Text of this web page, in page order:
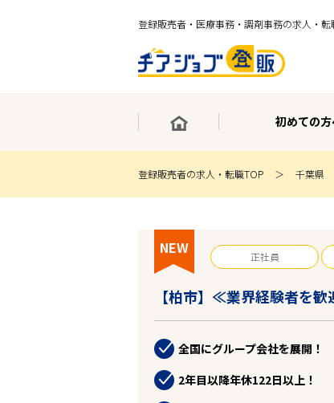
登録販売者・医療事務・調剤事務の求人・転
初めての
登録販売者の求人・転職TOP 千葉県
NEW 正社員
【柏市】≪業界経験者を
全国にグループ会社を展開！
2年目以降年休122日以上！